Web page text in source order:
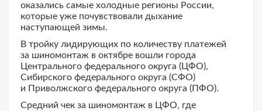
оказались самые холодные регионы России,
которые уже почувствовали дыхание
наступающей зимы.
В тройку лидирующих по количеству платежей
за шиномонтаж в октябре вошли города
Центрального федерального округа (ЦФО),
Сибирского федерального округа (СФО)
и Приволжского федерального округа (ПФО).
Средний чек за шиномонтаж в ЦФО, где